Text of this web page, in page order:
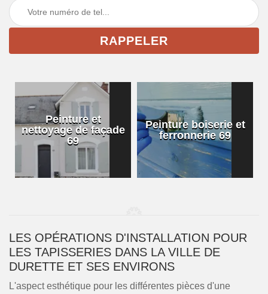
Peinture et
nettoyage de façade
69
Peinture boiserie et
ferronnerie 69
LES OPÉRATIONS D'INSTALLATION POUR
LES TAPISSERIES DANS LA VILLE DE
DURETTE ET SES ENVIRONS
L'aspect esthétique pour les différentes pièces d'une